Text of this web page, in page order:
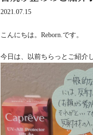
2021.07.15
こんにちは。Reborn.です。
今日は、以前ちらっとご紹介